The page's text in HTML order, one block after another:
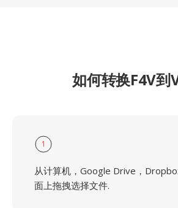
如何转换F4V到
1
从计算机，Google Drive，
面上拖拽选择文件.